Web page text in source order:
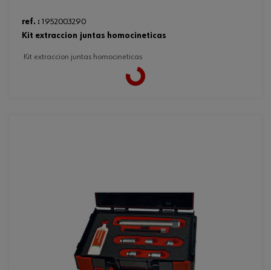
ref. : 1952003290
kit extraccion juntas homocineticas
kit extraccion juntas homocineticas